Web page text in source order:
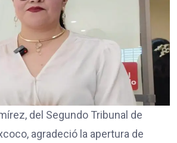
del Segundo Tribunal de
agradeció la apertura de